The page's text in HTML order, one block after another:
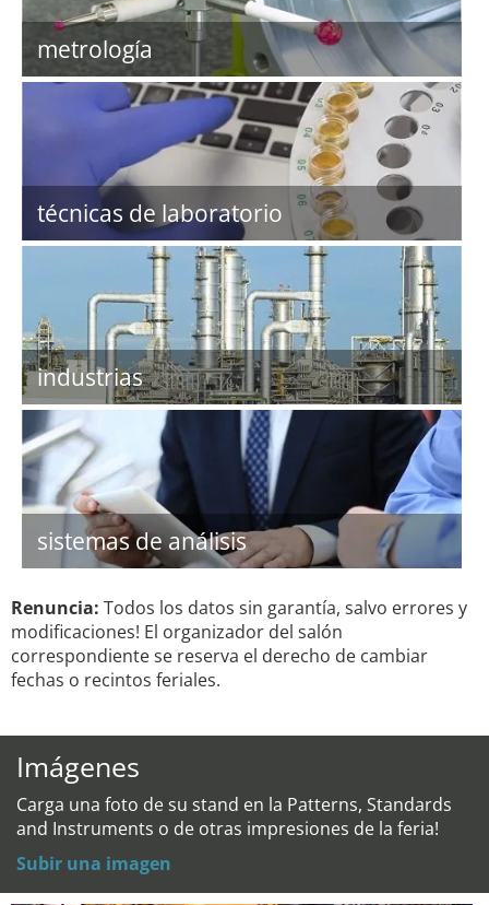
metrología
técnicas de laboratorio
industrias
sistemas de análisis
Renuncia: Todos los datos sin garantía, salvo errores y
modificaciones! El organizador del salón
correspondiente se reserva el derecho de cambiar
fechas o recintos feriales.
Imágenes
Carga una foto de su stand en la Patterns, Standards
and Instruments o de otras impresiones de la feria!
Subir una imagen